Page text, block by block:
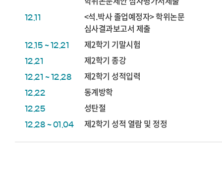
12.11
<석.박사 졸업예정자> 학위논문
심사결과보고서 제출
12.15 ~ 12.21 제2학기 기말시험
12.21 제2학기 종강
12.21 ~ 12.28 제2학기 성적입력
12.22 동계방학
12.25 성탄절
12.28 ~ 01.04 제2학기 성적 열람 및 정정